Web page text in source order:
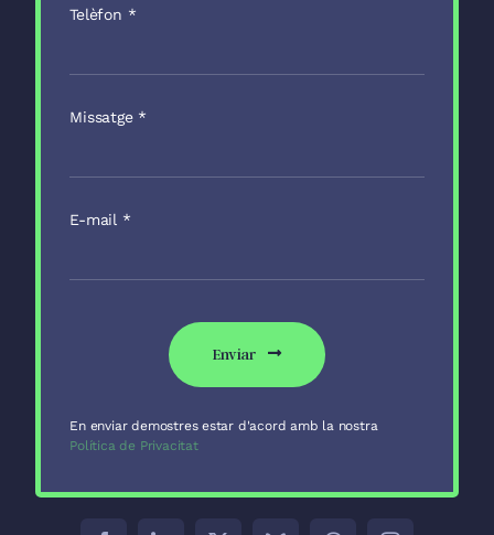
Telèfon *
Missatge *
E-mail *
Enviar
En enviar demostres estar d'acord amb la nostra
Política de Privacitat